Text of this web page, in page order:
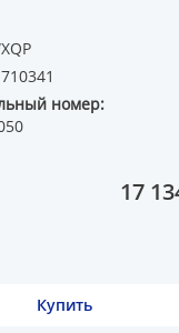
710341
номер:
17
Купить